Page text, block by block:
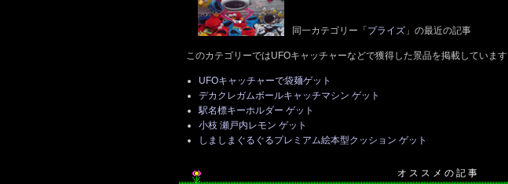
同一カテゴリー「 プライズ 」の最近の記事
このカテゴリーではUFOキャッチャーなどで獲得した景品を掲載しています
UFOキャッチャーで袋麺ゲット
デカクレガムボールキャッチマシン ゲット
駅名標キーホルダー ゲット
小枝 瀬戸内レモン ゲット
しましまぐるぐるプレミアム絵本型クッション ゲット
オ ス ス メ の 記 事